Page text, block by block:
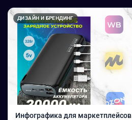
ДИЗАЙН И БРЕНДИНГ
Инфографика для маркетплейсов